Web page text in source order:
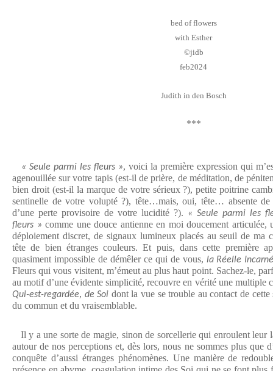
bed of flowers
with Esther
©️jidb
feb2024
Judith in den Bosch
***
« Seule parmi les fleurs », voici la première expression qui
agenouillée sur votre tapis (est-il de prière, de méditation, de
bien droit (est-il la marque de votre sérieux ?), petite poitrine
sentinelle de votre volupté ?), tête…mais, oui, tête… absente de
d’une perte provisoire de votre lucidité ?).
« Seule parmi les
fleurs » comme une douce antienne en moi doucement articulée,
déploiement discret, de signaux lumineux placés au seuil de ma
tête de bien étranges couleurs. Et puis, dans cette première
quasiment impossible de démêler ce qui de vous, la Réelle
Fleurs qui vous visitent, m’émeut au plus haut point. Sachez-le,
au motif d’une évidente simplicité, recouvre en vérité une multiple
Qui-est-regardée, de Soi dont la vue se trouble au contact de
du commun et du vraisemblable.
Il y a une sorte de magie, sinon de sorcellerie qui enroulent leur
autour de nos perceptions et, dès lors, nous ne sommes plus que
conquête d’aussi étranges phénomènes. Une manière de